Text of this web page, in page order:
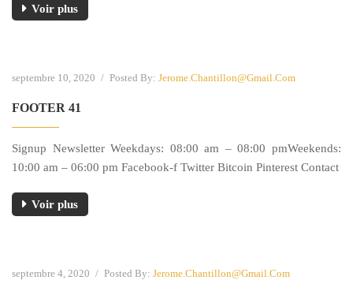
Voir plus
septembre 10, 2020 / Posted By: Jerome.chantillon@gmail.com
FOOTER 41
Signup Newsletter Weekdays: 08:00 am – 08:00 pmWeekends:
10:00 am – 06:00 pm Facebook-f Twitter Bitcoin Pinterest Contact
Voir plus
septembre 4, 2020 / Posted By: Jerome.chantillon@gmail.com